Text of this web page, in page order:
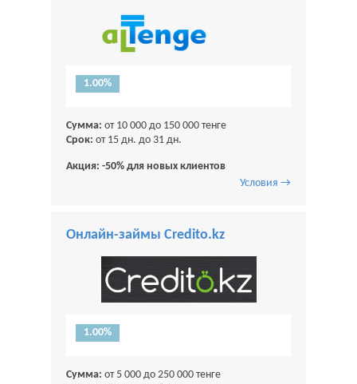
1.00%
Сумма: от 10 000 до 150 000 тенге
Срок: от 15 дн. до 31 дн.
Акция: -50% для новых клиентов
Условия →
Онлайн-займы Credito.kz
1.00%
Сумма: от 5 000 до 250 000 тенге